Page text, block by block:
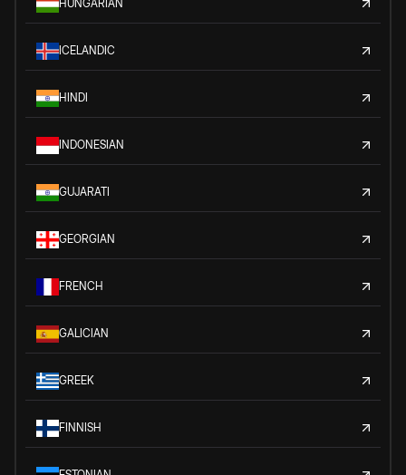
HUNGARIAN
ICELANDIC
HINDI
INDONESIAN
GUJARATI
GEORGIAN
FRENCH
GALICIAN
GREEK
FINNISH